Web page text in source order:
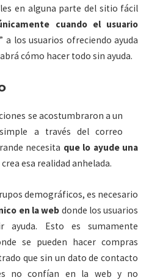
en alguna parte del sitio fácil
cuando el usuario
a los usuarios ofreciendo ayuda
cómo hacer todo sin ayuda.
se acostumbraron a un
a través del correo
necesita que lo ayude una
esa realidad anhelada.
demográficos, es necesario
en la web donde los usuarios
ayuda. Esto es sumamente
se pueden hacer compras
que sin un dato de contacto
no confían en la web y no